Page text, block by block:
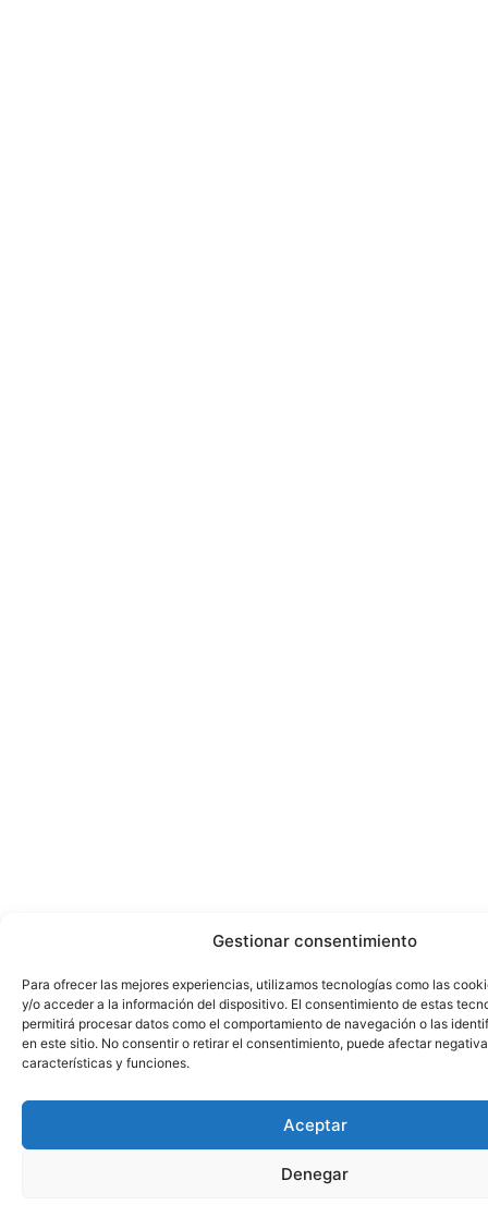
Gestionar consentimiento
Para ofrecer las mejores experiencias, utilizamos tecnologías como las
y/o acceder a la información del dispositivo. El consentimiento de estas
permitirá procesar datos como el comportamiento de navegación o las
en este sitio. No consentir o retirar el consentimiento, puede afectar
características y funciones.
Aceptar
Denegar